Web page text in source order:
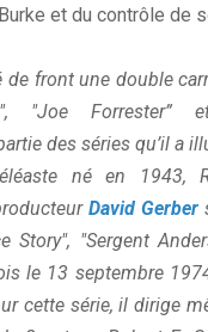
et du contrôle de
front une double
"Joe Forrester”
des séries qu’il a
né en 1943,
David Gerber
Story", "Sergent
le 13 septembre
cette série, il dirige